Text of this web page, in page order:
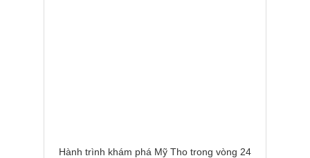
Hành trình khám phá Mỹ Tho trong vòng 24